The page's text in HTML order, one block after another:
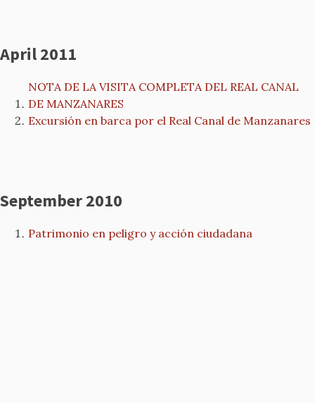
April 2011
NOTA DE LA VISITA COMPLETA DEL REAL CANAL
DE MANZANARES
Excursión en barca por el Real Canal de Manzanares
September 2010
Patrimonio en peligro y acción ciudadana